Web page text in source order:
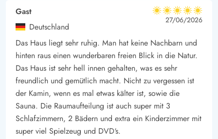
einem Glas Wein und einem saftigen Steak vom Grill genossen
werden, während die Kinder auf dem 2500m² großen
Naturgrundstück spielen. Für die jüngsten Familienmitglieder
gibt es eine Schaukel und einen Sandkasten.
Genießt euren Urlaub im beliebten Bolilmark
Bolilmark liegt im nördlichen Teil von Rømø und ist von
landschaftlich reizvollen Wald- und Heidegebieten geprägt.
Nicht weit vom Sommerhaus entfernt führt ein Wander- und
Radweg zum Lakolk Strand, dem meistbesuchten Strand von
Rømø. Hier könnt ihr einen warmen Sommertag genießen, an
Gast
Deutschland
5 von 5
5 von 5
5 out of 5
27/06/2026
Das Haus liegt sehr ruhig. Man hat keine Nachbarn und
hinten raus einen wunderbaren freien Blick in die Natur.
Das Haus ist sehr hell innen gehalten, was es sehr
freundlich und gemütlich macht. Nicht zu vergessen ist
der Kamin, wenn es mal etwas kälter ist, sowie die
Sauna. Die Raumaufteilung ist auch super mit 3
Schlafzimmern, 2 Bädern und extra ein Kinderzimmer mit
super viel Spielzeug und DVD‘s.